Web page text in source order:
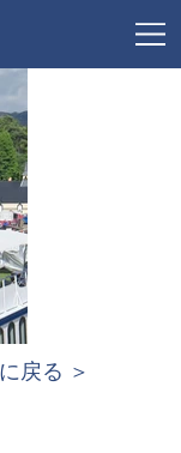
戻る ＞